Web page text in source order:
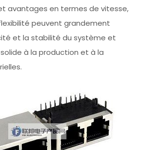
avantages en termes de vitesse,
peuvent grandement
et la stabilité du système et
à la production et à la